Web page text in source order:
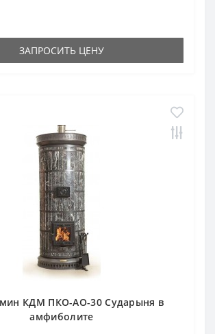
ЗАПРОСИТЬ ЦЕНУ
КДМ ПКО-АО-30 Сударыня в
амфиболите